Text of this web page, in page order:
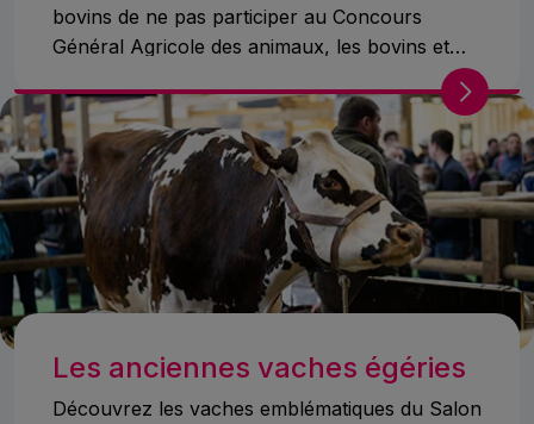
bovins de ne pas participer au Concours
Général Agricole des animaux, les bovins et
l'égérie seront exceptionnellement absents du
Pavillon 1
Les anciennes vaches égéries
Découvrez les vaches emblématiques du Salon